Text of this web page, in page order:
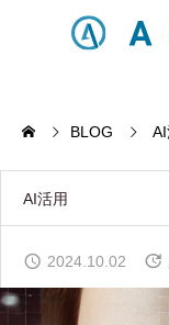
ECサイト制
Principle
あっ！と おどろく
BLOG
AI活用
2024.10.02